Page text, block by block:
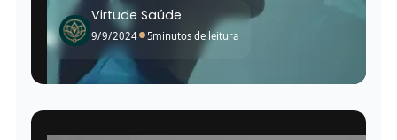
Virtude Saúde
9/9/2024•5minutos de leitura